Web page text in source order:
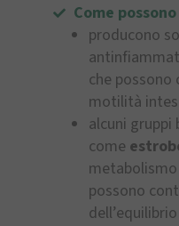
Come
producono
che possono
motilità
alcuni
come
possono